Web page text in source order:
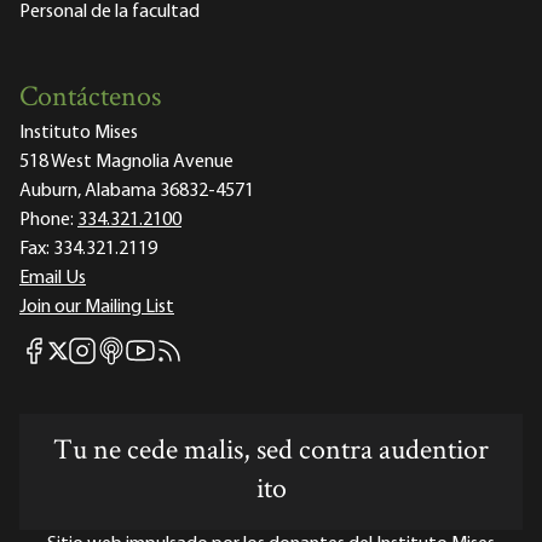
Personal de la facultad
Contáctenos
Instituto Mises
518 West Magnolia Avenue
Auburn, Alabama 36832-4571
Phone: 334.321.2100
Fax: 334.321.2119
Email Us
Join our Mailing List
Mises Facebook
Mises X
Mises Instagram
Mises itunes
Mises Youtube
Mises RSS feed
Tu ne cede malis, sed contra audentior
ito